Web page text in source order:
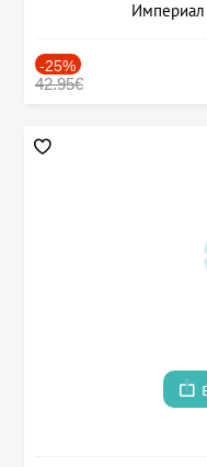
Империал
-25%
42.95€